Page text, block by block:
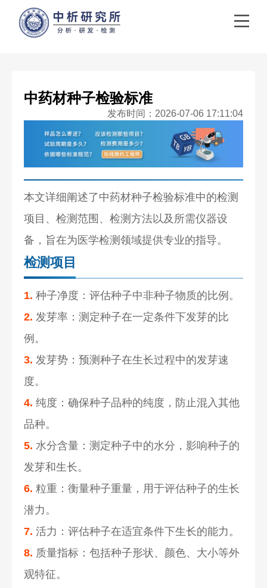
中药材种子检验标准
发布时间：2026-07-06 17:11:04
本文详细阐述了中药材种子检验标准中的检测
项目、检测范围、检测方法以及所需仪器设
备，旨在为医学检测领域提供专业的指导。
检测项目
1. 种子净度：评估种子中非种子物质的比例。
2. 发芽率：测定种子在一定条件下发芽的比
例。
3. 发芽势：预测种子在生长过程中的发芽速
度。
4. 纯度：确保种子品种的纯度，防止混入其他
品种。
5. 水分含量：测定种子中的水分，影响种子的
发芽和生长。
6. 粒重：衡量种子重量，用于评估种子的生长
潜力。
7. 活力：评估种子在适宜条件下生长的能力。
8. 质量指标：包括种子形状、颜色、大小等外
观特征。